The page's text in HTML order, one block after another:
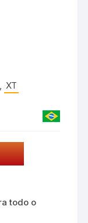
, XT
todo o